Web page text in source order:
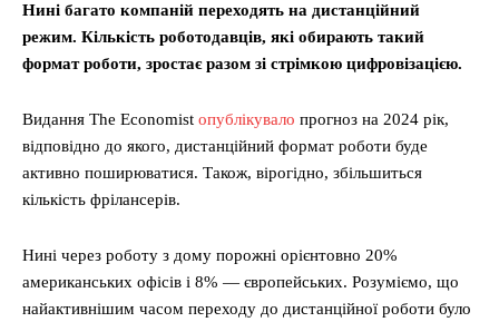
Нині багато компаній переходять на дистанційний
режим. Кількість роботодавців, які обирають такий
формат роботи, зростає разом зі стрімкою цифровізацією.
Видання The Economist опублікувало прогноз на 2024 рік,
відповідно до якого, дистанційний формат роботи буде
активно поширюватися. Також, вірогідно, збільшиться
кількість фрілансерів.
Нині через роботу з дому порожні орієнтовно 20%
американських офісів і 8% — європейських. Розуміємо, що
найактивнішим часом переходу до дистанційної роботи було